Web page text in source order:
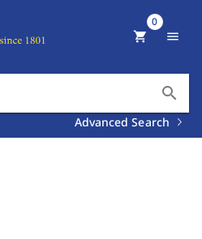
search
Advanced Search
shopping_cart
0
menu